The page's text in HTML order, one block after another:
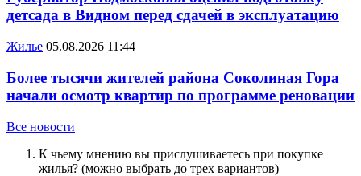
детсада в Видном перед сдачей в эксплуатацию
Жилье 05.08.2026 11:44
Более тысячи жителей района Соколиная Гора
начали осмотр квартир по программе реновации
Все новости
К чьему мнению вы прислушиваетесь при покупке
жилья? (можно выбрать до трех вариантов)